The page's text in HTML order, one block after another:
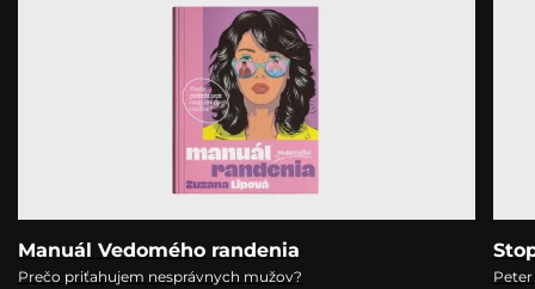
Manuál Vedomého randenia
Prečo priťahujem nesprávnych mužov?